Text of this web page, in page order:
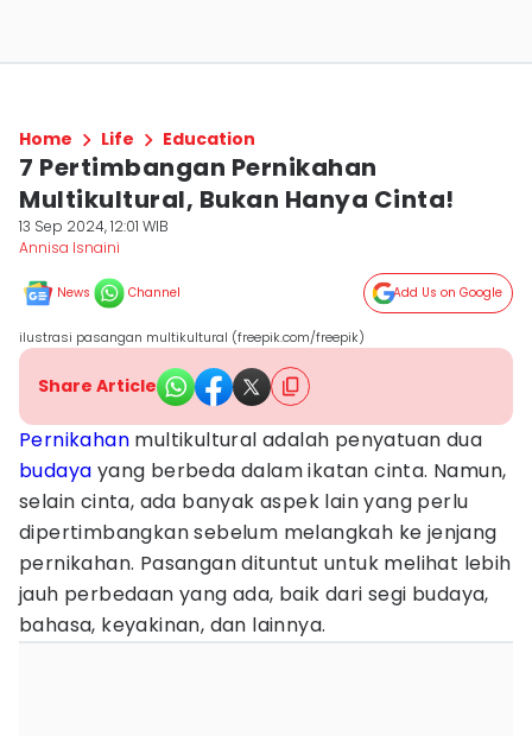
Home Life Education
7 Pertimbangan Pernikahan
Multikultural, Bukan Hanya Cinta!
13 Sep 2024, 12:01 WIB
Annisa Isnaini
News Channel Add Us on Google
ilustrasi pasangan multikultural (freepik.com/freepik)
Share Article
Pernikahan multikultural adalah penyatuan dua
budaya yang berbeda dalam ikatan cinta. Namun,
selain cinta, ada banyak aspek lain yang perlu
dipertimbangkan sebelum melangkah ke jenjang
pernikahan. Pasangan dituntut untuk melihat lebih
jauh perbedaan yang ada, baik dari segi budaya,
bahasa, keyakinan, dan lainnya.